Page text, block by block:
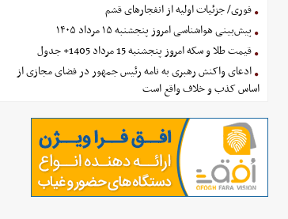
فوری/ جزئیات اولیه از انفجارهای قشم
پیش‌بینی هواشناسی امروز پنجشنبه ۱۵ مرداد ۱۴۰۵
قیمت طلا و سکه امروز پنجشنبه 15 مرداد 1405+ جدول
ادعای واکنش رهبری به نامه رئیس جمهور در فضای مجازی از
اساس کذب و خلاف واقع است